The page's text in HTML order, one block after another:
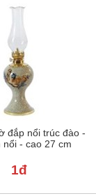
đắp nổi trúc đào -
nổi - cao 27 cm
1đ